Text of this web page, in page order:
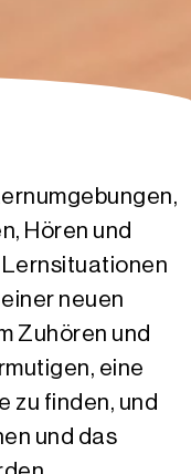
Hören und
neuen
Zuhören und
eine
zu finden, und
und das